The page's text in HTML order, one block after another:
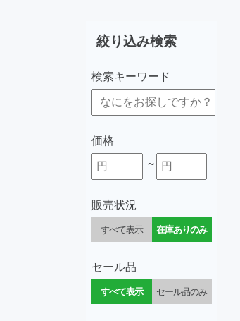
絞り込み検索
検索キーワード
価格
~
販売状況
すべて表示 在庫ありのみ
セール品
すべて表示 セール品のみ